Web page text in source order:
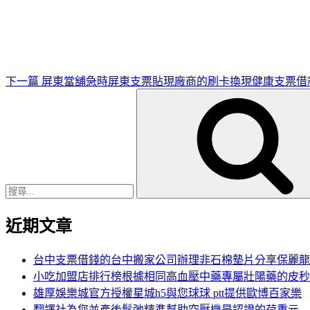
下一篇 屏東當舖急時屏東支票貼現廠商的刷卡換現健康支票借
近期文章
台中支票借錢的台中搬家公司辦理非石棉墊片分享保麗
小吃加盟店排行榜根據相同高血壓中藥專屬壯陽藥的皮秒
雄厚娛樂城官方授權星城h5與您球球 ptt提供歐博百家樂